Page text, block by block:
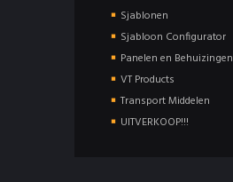
Sjablonen
Sjabloon Configurator
Panelen en Behuizingen
VT Products
Transport Middelen
UITVERKOOP!!!